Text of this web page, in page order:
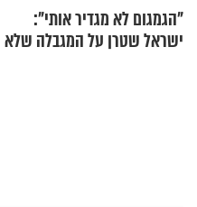
"הגמגום לא מגדיר אותי":
ישראל שטרן על המגבלה שלא